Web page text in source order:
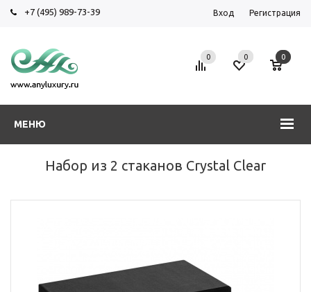
+7 (495) 989-73-39 Вход Регистрация
МЕНЮ
0 0 0
Набор из 2 стаканов Crystal Clear